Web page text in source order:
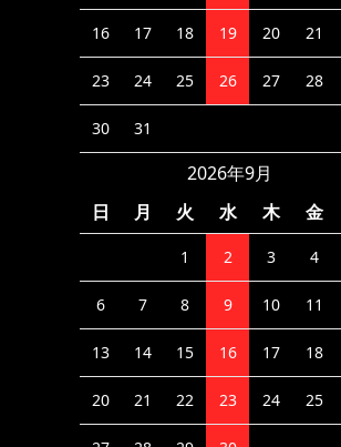
16 17 18 19 20 21
23 24 25 26 27 28
30 31
2026年9月
日
月 火 水 木 金
1 2 3 4
6 7 8 9 10 11
13 14 15 16 17 18
20 21 22 23 24 25